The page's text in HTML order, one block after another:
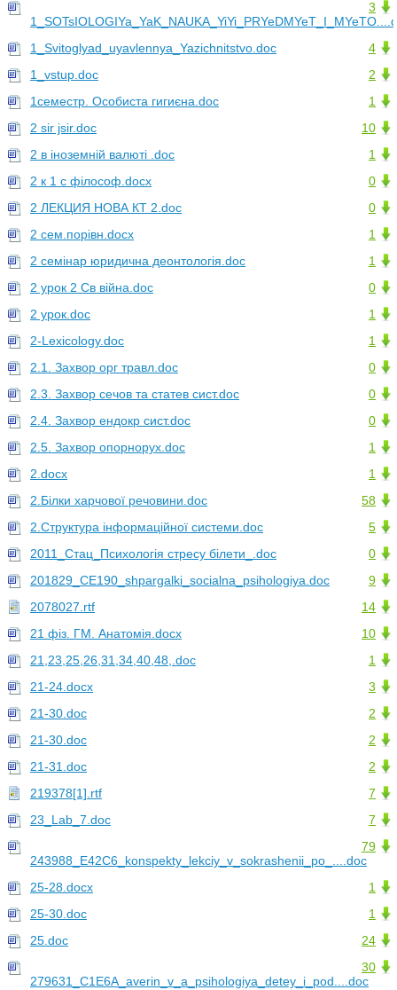
3
4
1_Svitoglyad_uyavlennya_Yazichnitstvo.doc
2
1_vstup.doc
1
1семестр. Особиста гигиєна.doc
10
2 sir jsir.doc
1
2 в іноземній валюті .doc
0
2 к 1 с філософ.docx
0
2 ЛЕКЦИЯ НОВА КТ 2.doc
1
2 сем.порівн.docx
1
2 семінар юридична деонтологія.doc
0
2 урок 2 Св війна.doc
1
2 урок.doc
1
2-Lexicology.doc
0
2.1. Захвор орг травл.doc
0
2.3. Захвор сечов та статев сист.doc
0
2.4. Захвор ендокр сист.doc
1
2.5. Захвор опорнорух.doc
1
2.docx
58
2.Білки харчової речовини.doc
5
2.Структура інформаційної системи.doc
0
2011_Стац_Психологія стресу білети_.doc
9
201829_CE190_shpargalki_socialna_psihologiya.doc
14
2078027.rtf
10
21 фіз. ГМ. Анатомія.docx
1
21,23,25,26,31,34,40,48,.doc
3
21-24.docx
2
21-30.doc
2
21-30.doc
2
21-31.doc
7
219378[1].rtf
7
23_Lab_7.doc
79
243988_E42C6_konspekty_lekciy_v_sokrashenii_po_....doc
1
25-28.docx
1
25-30.doc
24
25.doc
30
279631_C1E6A_averin_v_a_psihologiya_detey_i_pod....doc